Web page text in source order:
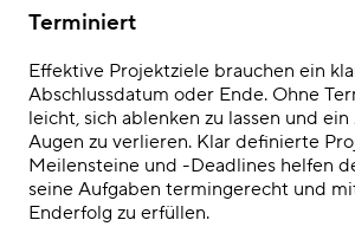
Terminiert
Effektive Projektziele brauchen ein
Abschlussdatum oder Ende. Ohne
leicht, sich ablenken zu lassen und ein
Augen zu verlieren. Klar definierte
Meilensteine und -Deadlines helfen
seine Aufgaben termingerecht und
Enderfolg zu erfüllen.